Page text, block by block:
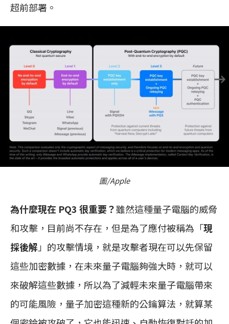
超前部署。
圖/Apple
為什麼現在 PQ3 很重要？雖然這種量子電腦的威脅
和攻擊，目前尚不存在，但是為了應付被稱為「現
採後解 」的攻擊情境，就是攻擊者現在可以先保留
這些加密數據，在未來量子電腦夠強大時，就可以
來破解這些數據，所以為了減輕未來量子電腦帶來
的可能風險，量子加密這種新的公鑰算法，就算某